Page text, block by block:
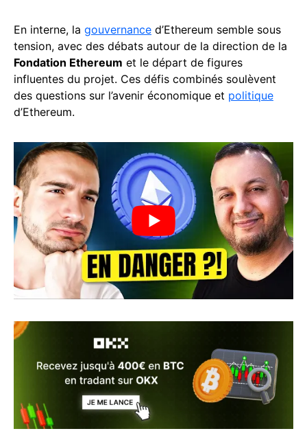
En interne, la gouvernance d’Ethereum semble sous
tension, avec des débats autour de la direction de la
Fondation Ethereum et le départ de figures
influentes du projet. Ces défis combinés soulèvent
des questions sur l’avenir économique et politique
d’Ethereum.